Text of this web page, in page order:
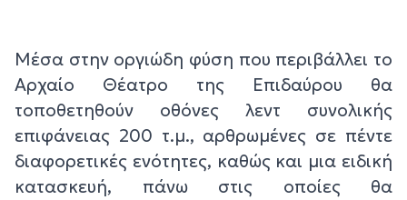
Μέσα στην οργιώδη φύση που περιβάλλει το
Αρχαίο Θέατρο της Επιδαύρου θα
τοποθετηθούν οθόνες λεντ συνολικής
επιφάνειας 200 τ.μ., αρθρωμένες σε πέντε
διαφορετικές ενότητες, καθώς και μια ειδική
κατασκευή, πάνω στις οποίες θα